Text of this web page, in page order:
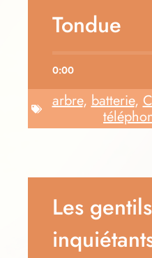
Tondue
0:00
arbre,batterie,
Les gentils